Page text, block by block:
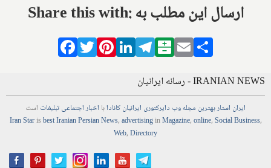
Share this with: ارسال این مطلب به
Facebook
TwitterPinterestLinkedIn
Telegram
Balatarin
Email
IRANIAN NEWS - رسانه ایرانیان
ایران استاربهترین مجلهوب دایرکتوری ایرانیان کانادابا اخباراجتماعیتبلیغات است
Iran Starisbest Iranian PersianNews,advertisinginMagazine,online,Social Business,
Web,Directory